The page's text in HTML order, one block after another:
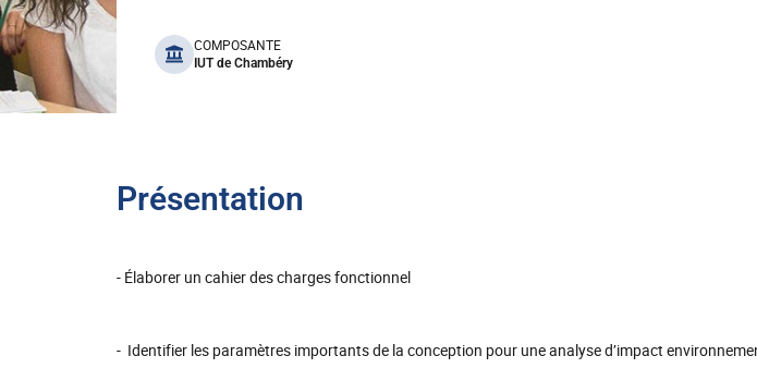
benefits
COMPOSANTE
IUT de Chambéry
Présentation
- Élaborer un cahier des charges fonctionnel
- Identifier les paramètres importants de la conception pour une analyse d’impact